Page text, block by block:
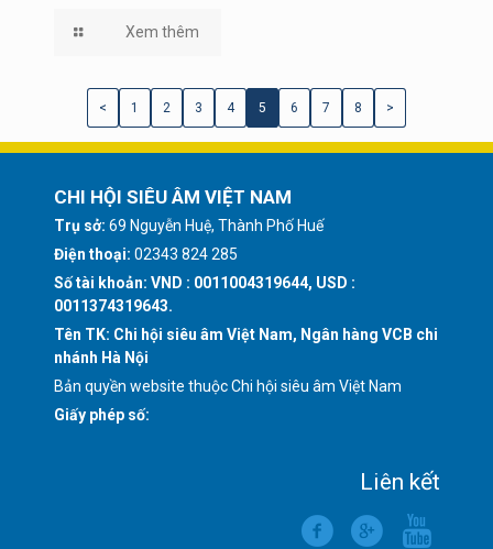
Xem thêm
< 1 2 3 4 5 6 7 8 >
CHI HỘI SIÊU ÂM VIỆT NAM
Trụ sở: 69 Nguyễn Huệ, Thành Phố Huế
Điện thoại: 02343 824 285
Số tài khoản: VND : 0011004319644, USD :
0011374319643.
Tên TK: Chi hội siêu âm Việt Nam, Ngân hàng VCB chi
nhánh Hà Nội
Bản quyền website thuộc Chi hội siêu âm Việt Nam
Giấy phép số:
Liên kết